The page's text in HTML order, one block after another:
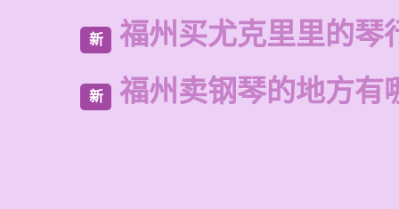
新 福州买尤克里里的琴
新 福州卖钢琴的地方有